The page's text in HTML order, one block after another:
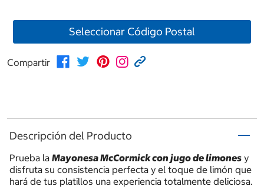
Seleccionar Código Postal
Compartir
Descripción del Producto
Prueba la Mayonesa McCormick con jugo de limones y
disfruta su consistencia perfecta y el toque de limón que
hará de tus platillos una experiencia totalmente deliciosa.